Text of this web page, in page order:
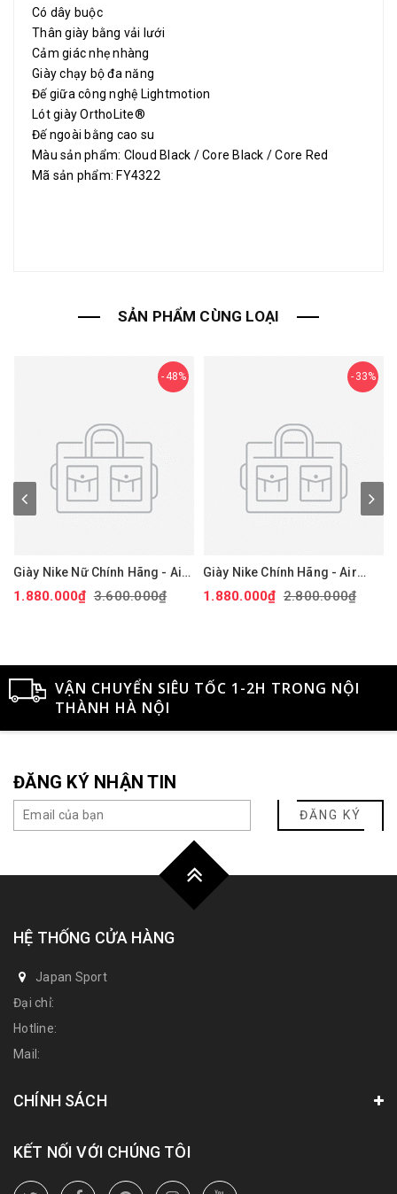
Có dây buộc
Thân giày bằng vải lưới
Cảm giác nhẹ nhàng
Giày chạy bộ đa năng
Đế giữa công nghệ Lightmotion
Lót giày OrthoLite®
Đế ngoài bằng cao su
Màu sản phẩm: Cloud Black / Core Black / Core Red
Mã sản phẩm: FY4322
SẢN PHẨM CÙNG LOẠI
48%
Giày Nike Nữ Chính Hãng - Air
Force 1 '07 Next Nature - Màu
hồng | JapanSport DV3808-
1.880.000₫ 3.600.000₫
33%
Giày Nike Chính Hãng - Air
Force 1 GS 'White Black' -
Đen/trắng/vàng | JapanSport
1.880.000₫ 2.800.000₫
VẬN CHUYỂN SIÊU TỐC 1-2H TRONG NỘI
THÀNH HÀ NỘI
ĐĂNG KÝ NHẬN TIN
ĐĂNG KÝ
HỆ THỐNG CỬA HÀNG
Japan Sport
Đại chỉ:
Hotline:
Mail:
CHÍNH SÁCH
KẾT NỐI VỚI CHÚNG TÔI